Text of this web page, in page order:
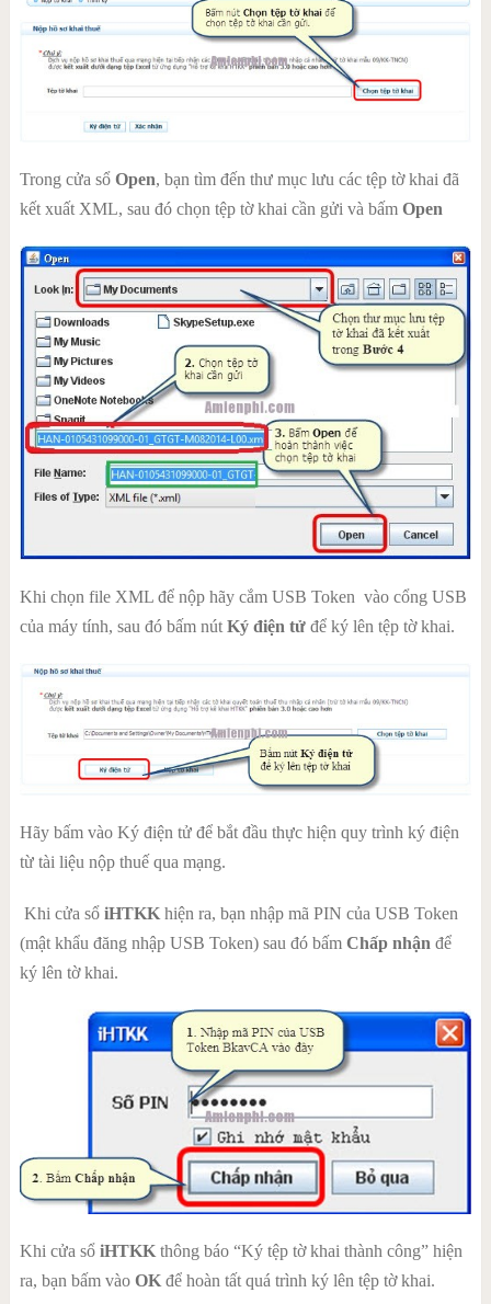
Trong cửa sổ Open, bạn tìm đến thư mục lưu các tệp tờ khai đã
kết xuất XML, sau đó chọn tệp tờ khai cần gửi và bấm Open
Khi chọn file XML để nộp hãy cắm USB Token vào cổng USB
của máy tính, sau đó bấm nút Ký điện tử để ký lên tệp tờ khai.
Hãy bấm vào Ký điện tử để bắt đầu thực hiện quy trình ký điện
từ tài liệu nộp thuế qua mạng.
Khi cửa sổ iHTKK hiện ra, bạn nhập mã PIN của USB Token
(mật khẩu đăng nhập USB Token) sau đó bấm Chấp nhận để
ký lên tờ khai.
Khi cửa sổ iHTKK thông báo “Ký tệp tờ khai thành công” hiện
ra, bạn bấm vào OK để hoàn tất quá trình ký lên tệp tờ khai.